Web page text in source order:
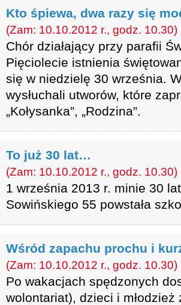
Kto śpiewa, dwa razy się
(Zam: 10.10.2012 r., godz. 10.30)
Chór działający przy parafii
Pięciolecie istnienia
się w niedzielę 30 września.
wysłuchali utworów, które
„Kołysanka”, „Rodzina”.
To już 30 lat…
(Zam: 10.10.2012 r., godz. 10.30)
1 września 2013 r. minie 30
Sowińskiego 55 powstała
Wśród zapachu prochu i
(Zam: 10.10.2012 r., godz. 10.30)
Po wakacjach spędzonych
wolontariat), dzieci i